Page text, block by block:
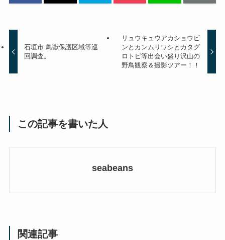
石垣市 鳥獣保護区域等巡
回調査。
リュウキュウアカショウビ
ンとカンムリワシとカタグ
ロトビ等出会い盛り沢山の
野鳥観察＆撮影ツアー！！
この記事を書いた人
seabeans
関連記事